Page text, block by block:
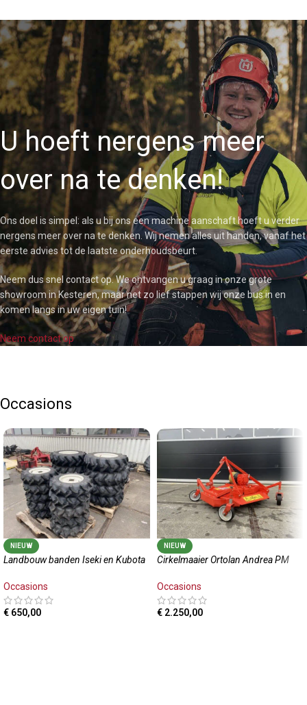
U hoeft nergens meer
over na te denken!
Ons doel is simpel: als u bij ons een machine aanschaft hoeft u verder
nergens meer over na te denken. Wij nemen alles uit handen, vanaf het
eerste advies tot de laatste onderhoudsbeurt.
Neem dus snel contact op. We ontvangen u graag in onze grote
showroom in Kesteren, maar net zo lief stappen wij onze bus in en
komen langs in uw eigen tuin!
Neem contact op
Occasions
NIEUW
Landbouw banden Iseki en Kubota
Occasions
€ 650,00
NIEUW
Cirkelmaaier Ortolan Andrea PM
Occasions
€ 2.250,00